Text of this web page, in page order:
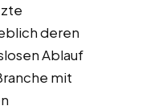
deren
Ablauf
mit